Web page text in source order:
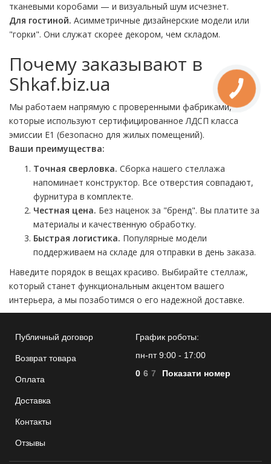
тканевыми коробами — и визуальный шум исчезнет.
Для гостиной. Асимметричные дизайнерские модели или
"горки". Они служат скорее декором, чем складом.
Почему заказывают в
Shkaf.biz.ua
Мы работаем напрямую с проверенными фабриками,
которые используют сертифицированное ЛДСП класса
эмиссии E1 (безопасно для жилых помещений).
Ваши преимущества:
Точная сверловка. Сборка нашего стеллажа
напоминает конструктор. Все отверстия совпадают,
фурнитура в комплекте.
Честная цена. Без наценок за "бренд". Вы платите за
материалы и качественную обработку.
Быстрая логистика. Популярные модели
поддерживаем на складе для отправки в день заказа.
Наведите порядок в вещах красиво. Выбирайте стеллаж,
который станет функциональным акцентом вашего
интерьера, а мы позаботимся о его надежной доставке.
Публичный договор
Возврат товара
Оплата
Доставка
Контакты
Отзывы
График роботы:
пн-пт 9:00 - 17:00
0 6 7 Показати номер